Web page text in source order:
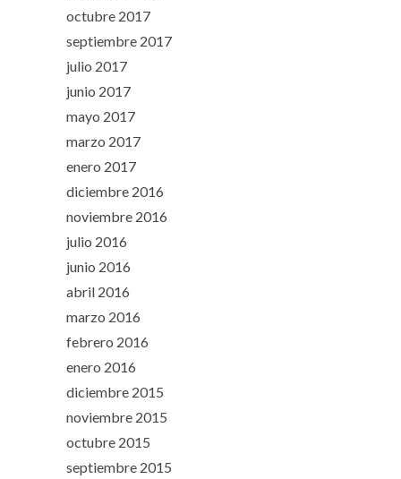
octubre 2017
septiembre 2017
julio 2017
junio 2017
mayo 2017
marzo 2017
enero 2017
diciembre 2016
noviembre 2016
julio 2016
junio 2016
abril 2016
marzo 2016
febrero 2016
enero 2016
diciembre 2015
noviembre 2015
octubre 2015
septiembre 2015